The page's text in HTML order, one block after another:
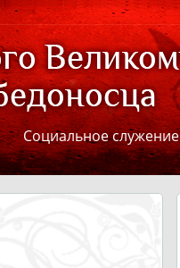
Социальное служение